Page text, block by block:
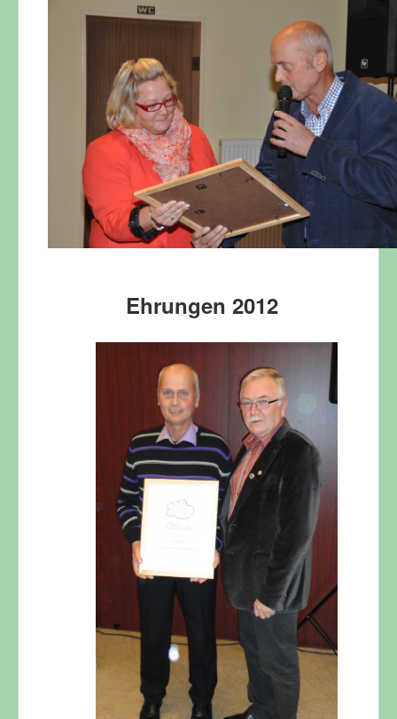
Ehrungen 2012